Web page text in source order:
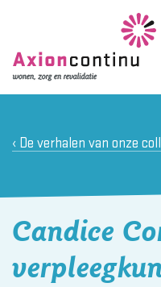
De verhalen van onze
Candice